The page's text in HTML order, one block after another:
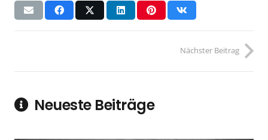
Nächster Beitrag
Neueste Beiträge